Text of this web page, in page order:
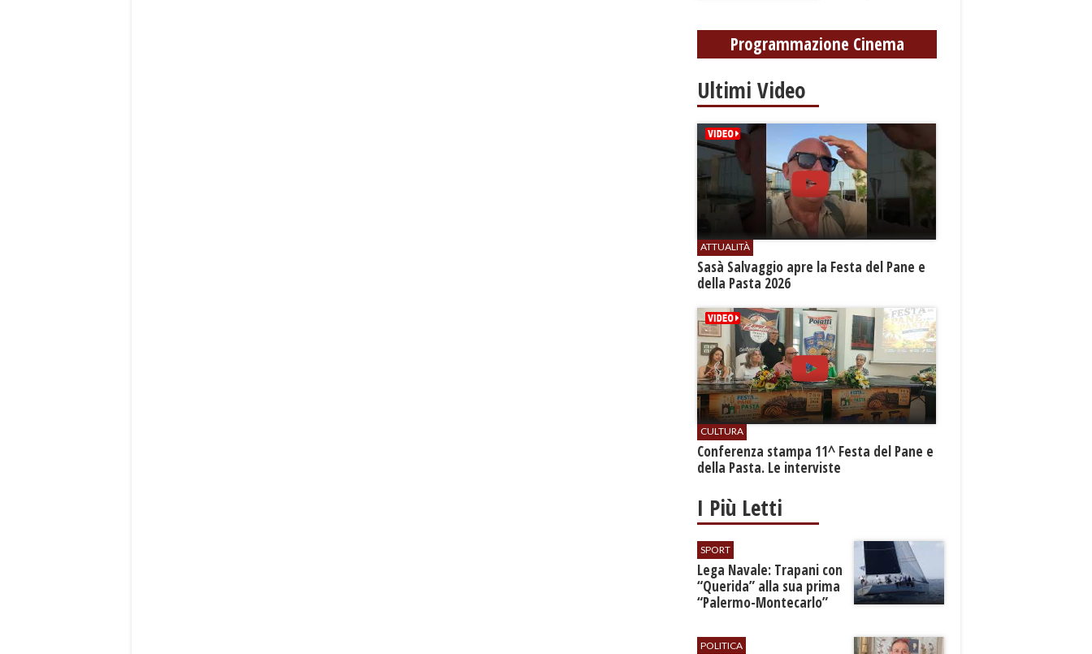
settembre
Programmazione Cinema
Ultimi Video
ATTUALITÀ
Sasà Salvaggio apre la Festa del Pane e
della Pasta 2026
CULTURA
Conferenza stampa 11^ Festa del Pane e
della Pasta. Le interviste
I Più Letti
SPORT
​Lega Navale: Trapani con
“Querida” alla sua prima
“Palermo-Montecarlo”
POLITICA